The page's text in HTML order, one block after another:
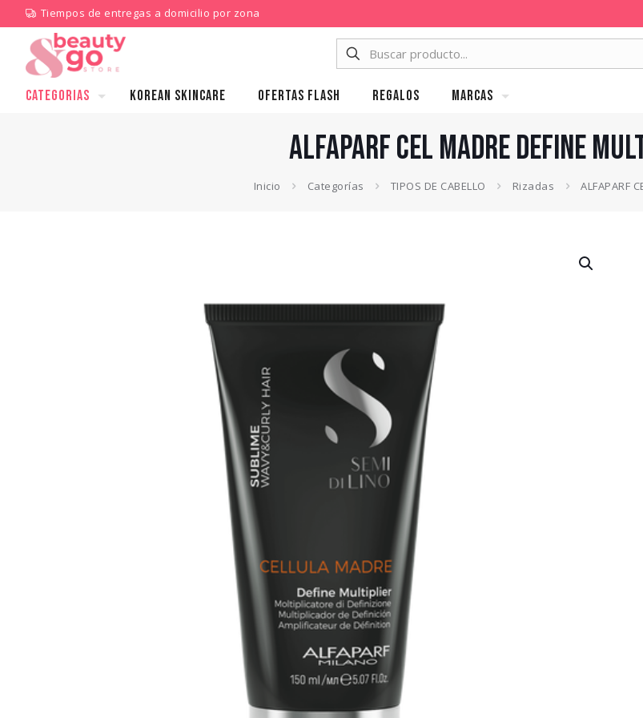
Tiempos de entregas a domicilio por zona
CATEGORIAS KOREAN SKINCARE Ofertas Flash Regalos MARCAS
ALFAPARF CEL MADRE DEFINE
Inicio Categorías TIPOS DE CABELLO Rizadas ALFAPARF